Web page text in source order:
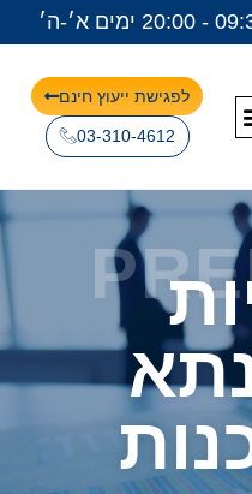
ימים א׳-ה׳
לפגישת ייעוץ חינם
03-310-4612